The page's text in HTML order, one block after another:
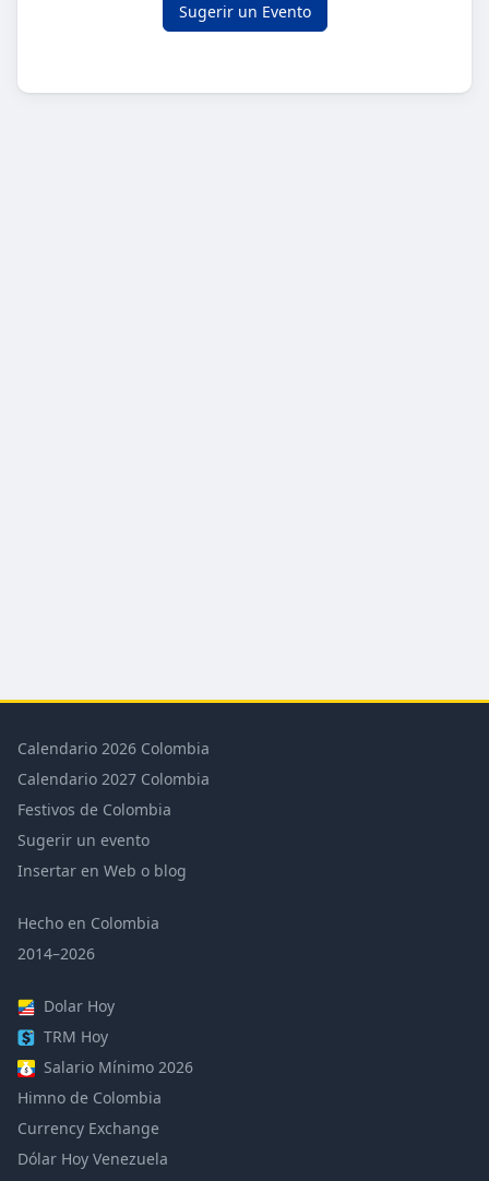
Sugerir un Evento
Calendario 2026 Colombia
Calendario 2027 Colombia
Festivos de Colombia
Sugerir un evento
Insertar en Web o blog
Hecho en Colombia
2014–2026
Dolar Hoy
TRM Hoy
Salario Mínimo 2026
Himno de Colombia
Currency Exchange
Dólar Hoy Venezuela